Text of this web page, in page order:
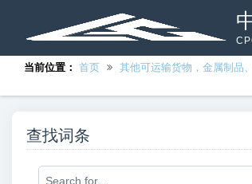
当前位置： 首页 其他可运输货物，金属制品
查找词条